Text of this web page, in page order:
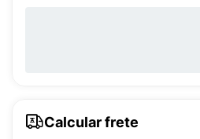
Calcular frete